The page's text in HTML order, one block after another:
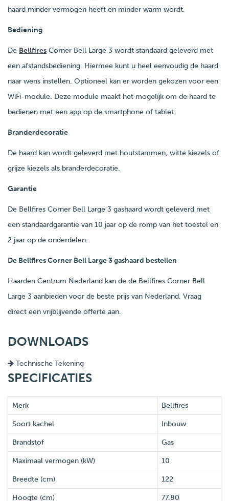
haard minder vermogen heeft en minder warm wordt.
Bediening
De Bellfires Corner Bell Large 3 wordt standaard geleverd met
een afstandsbediening. Hiermee kunt u heel eenvoudig de haard
naar wens instellen. Optioneel kan er worden gekozen voor een
WiFi-module. Deze module maakt het mogelijk om de haard te
bedienen met een app op de smartphone of tablet.
Branderdecoratie
De haard kan wordt geleverd met houtstammen, witte kiezels of
grijze kiezels als branderdecoratie.
Garantie
De Bellfires Corner Bell Large 3 gashaard wordt geleverd met
een standaardgarantie van 10 jaar op de romp van het toestel en
2 jaar op de onderdelen.
De Bellfires Corner Bell Large 3 gashaard bestellen
Haarden Centrum Nederland kan de de Bellfires Corner Bell
Large 3 aanbieden voor de beste prijs van Nederland. Vraag
direct een vrijblijvende offerte aan.
DOWNLOADS
Technische Tekening
SPECIFICATIES
Merk Bellfires
Soort kachel Inbouw
Brandstof Gas
Maximaal vermogen (kW) 10
Breedte (cm) 122
Hoogte (cm) 77.80